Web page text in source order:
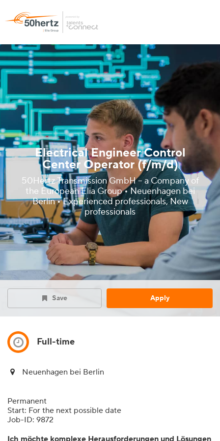
Electrical Engineer Control
Center Operator (f/m/d)
50Hertz Transmission GmbH – a Company of
the European Elia Group • Neuenhagen bei
Berlin • Experienced professionals, New
professionals
Save Apply
Full-time
Neuenhagen bei Berlin
Permanent
Start: For the next possible date
Job-ID: 9872